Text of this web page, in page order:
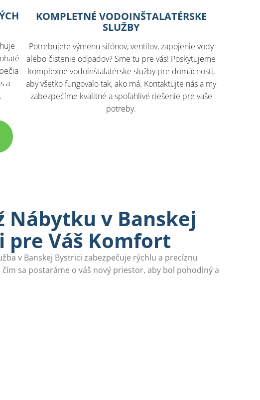
a
KOMPLETNÉ VODOINŠTALATÉRSKE
SLUŽBY
Potrebujete výmenu sifónov, ventilov, zapojenie vody
alebo čistenie odpadov? Sme tu pre vás! Poskytujeme
komplexné vodoinštalatérske služby pre domácnosti,
aby všetko fungovalo tak, ako má. Kontaktujte nás a my
zabezpečíme kvalitné a spoľahlivé riešenie pre vaše
potreby.
Nábytku v Banskej
pre Váš Komfort
v Banskej Bystrici zabezpečuje rýchlu a precíznu
sa postaráme o váš nový priestor, aby bol pohodlný a